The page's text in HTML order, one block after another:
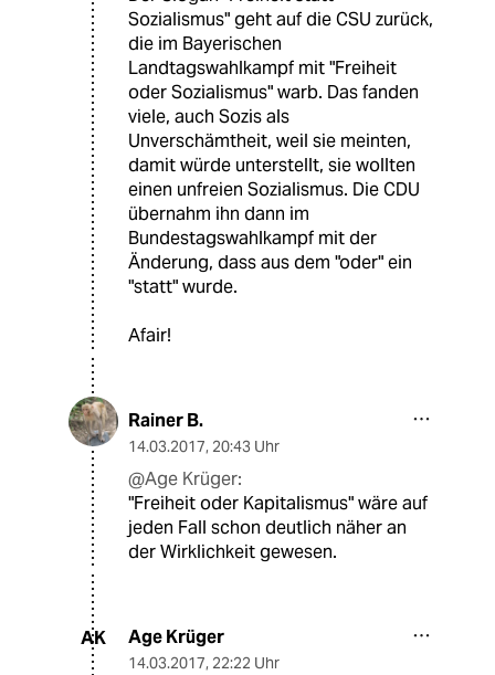
Sozialismus" geht auf die CSU zurück,
die im Bayerischen
Landtagswahlkampf mit "Freiheit
oder Sozialismus" warb. Das fanden
viele, auch Sozis als
Unverschämtheit, weil sie meinten,
damit würde unterstellt, sie wollten
einen unfreien Sozialismus. Die CDU
übernahm ihn dann im
Bundestagswahlkampf mit der
Änderung, dass aus dem "oder" ein
"statt" wurde.
Afair!
Rainer B.
14.03.2017, 20:43 Uhr
@Age Krüger:
"Freiheit oder Kapitalismus" wäre auf
jeden Fall schon deutlich näher an
der Wirklichkeit gewesen.
AK Age Krüger
14.03.2017, 22:22 Uhr